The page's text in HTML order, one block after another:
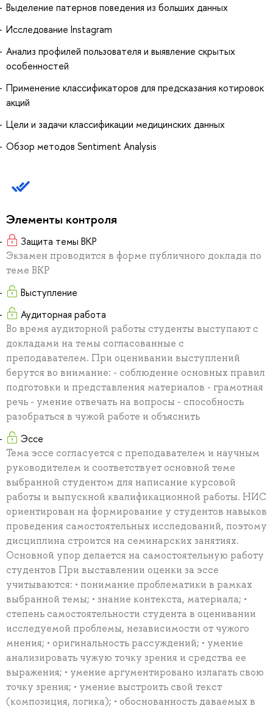
Выделение патернов поведения из больших данных
Исследование Instagram
Анализ профилей пользователя и выявление скрытых
особенностей
Применение классификаторов для предсказания котировок
акций
Цели и задачи классификации медицинских данных
Обзор методов Sentiment Analysis
Элементы контроля
Защита темы ВКР
Экзамен проводится в форме публичного доклада по
теме ВКР
Выступление
Аудиторная работа
Во время аудиторной работы студенты выступают с
докладами на темы согласованные с
преподавателем. При оценивании выступлений
берутся во внимание: - соблюдение основных правил
подготовки и представления материалов - грамотная
речь - умение отвечать на вопросы - способность
разобраться в чужой работе и объяснить
Эссе
Тема эссе согласуется с преподавателем и научным
руководителем и соответствует основной теме
выбранной студентом для написание курсовой
работы и выпускной квалификационной работы. НИС
ориентирован на формирование у студентов навыков
проведения самостоятельных исследований, поэтому
дисциплина строится на семинарских занятиях.
Основной упор делается на самостоятельную работу
студентов При выставлении оценки за эссе
учитываются: • понимание проблематики в рамках
выбранной темы; • знание контекста, материала; •
степень самостоятельности студента в оценивании
исследуемой проблемы, независимости от чужого
мнения; • оригинальность рассуждений; • умение
анализировать чужую точку зрения и средства ее
выражения; • умение аргументировано излагать свою
точку зрения; • умение выстроить свой текст
(композиция, логика); • обоснованность даваемых в